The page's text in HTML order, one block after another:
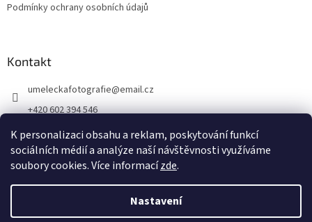
K personalizaci obsahu a reklam, poskytování funkcí
sociálních médií a analýze naší návštěvnosti využíváme
soubory cookies. Více informacízde.
Nastavení
Podmínky ochrany osobních údajů
Kontakt
umeleckafotografie@email.cz
+420 602 394 546
Facebook